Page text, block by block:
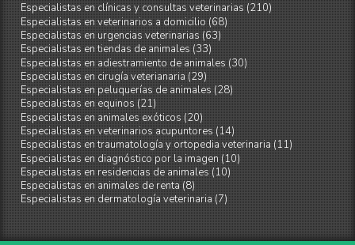
Especialistas en clínicas y consultas veterinarias (210)
Especialistas en veterinarios a domicilio (68)
Especialistas en urgencias veterinarias (63)
Especialistas en tiendas de animales (33)
Especialistas en adiestramiento de animales (30)
Especialistas en cirugía veterianaria (29)
Especialistas en peluquerías de animales (28)
Especialistas en equinos (21)
Especialistas en animales exóticos (20)
Especialistas en veterinarios acupuntores (14)
Especialistas en traumatología y ortopedia veterinaria (11)
Especialistas en diagnóstico por la imagen (10)
Especialistas en residencias de animales (10)
Especialistas en animales de renta (8)
Especialistas en dermatología veterinaria (7)